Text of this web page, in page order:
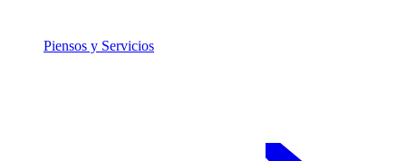
Piensos y Servicios